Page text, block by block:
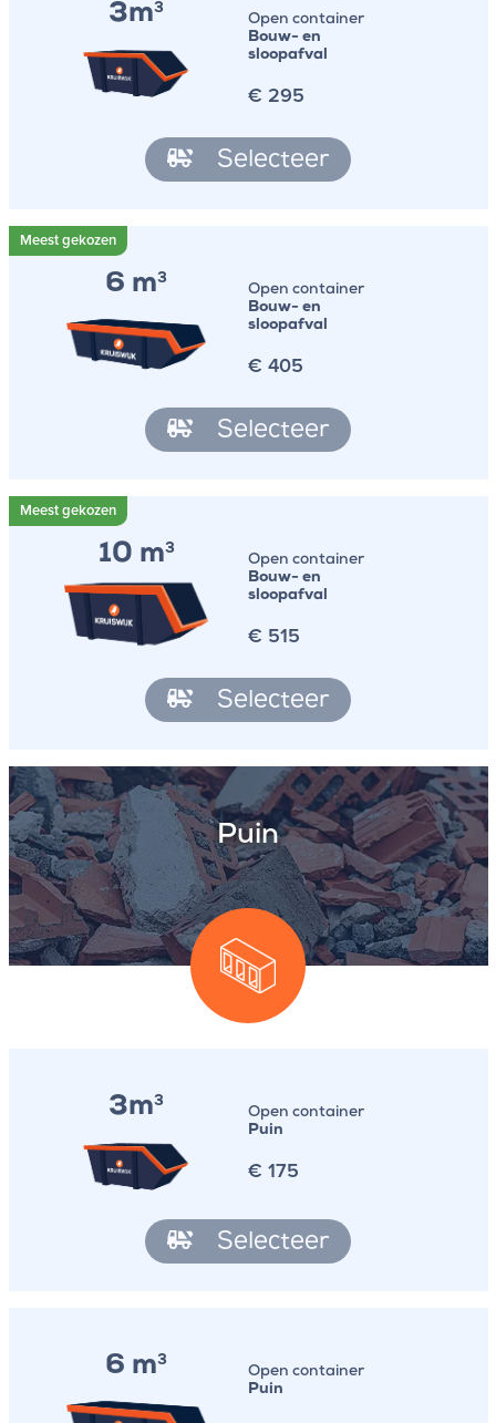
3m3
Open container
Bouw- en
sloopafval
€ 295
Selecteer
6 m3
Open container
Bouw- en
sloopafval
€ 405
Selecteer
10 m3
Open container
Bouw- en
sloopafval
€ 515
Selecteer
Puin
3m3
Open container
Puin
€ 175
Selecteer
6 m3
Open container
Puin